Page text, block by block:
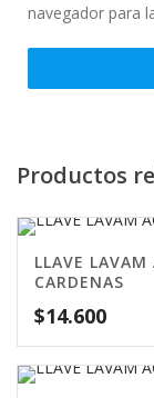
navegador para
Productos
LLAVE
CARDENAS
$14.600